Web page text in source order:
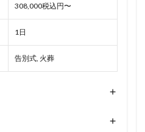
308,000税込円〜
1日
告別式, 火葬
+
+